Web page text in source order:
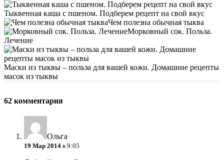
Тыквенная каша с пшеном. Подберем рецепт на свой вкус
Чем полезна обычная тыква
Морковный сок. Польза.
Лечение
Маски из тыквы – польза для вашей кожи. Домашние рецепты
масок из тыквы
62 комментария
Ольга
19 Мар 2014 в 9:05